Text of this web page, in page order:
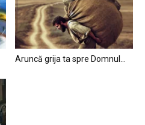
Aruncă grija ta spre Domnul…